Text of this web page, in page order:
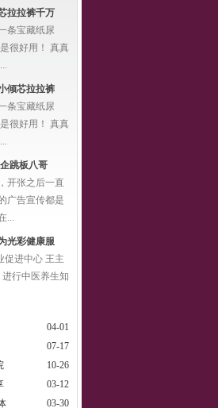
拉拉裤千万
条宝藏纸尿
很好用！ 真真
倾芯拉拉裤
条宝藏纸尿
很好用！ 真真
跳板八哥
开张之后一直
广告宣传都是
...
光彩健康服
促进中心 王主
行中医养生知
04-01
07-17
10-26
03-12
03-30